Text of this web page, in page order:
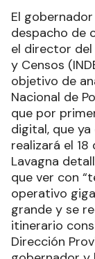
El
despacho de
el director
y Censos
objetivo de
Nacional de
que por
digital, que
realizará el 18
Lavagna
que ver con
operativo
grande y se
itinerario
Dirección